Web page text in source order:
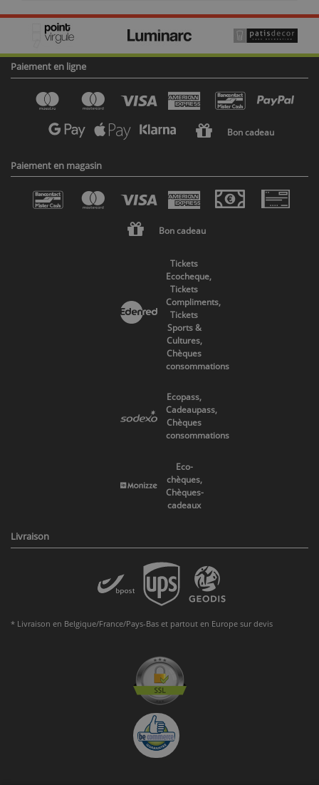
Paiement en ligne
Bon cadeau
Paiement en magasin
Bon cadeau
Tickets
Ecocheque,
Tickets
Compliments,
Tickets
Sports &
Cultures,
Chèques
consommations
Ecopass,
Cadeaupass,
Chèques
consommations
Eco-
chèques,
Chèques-
cadeaux
Livraison
* Livraison en Belgique/France/Pays-Bas et partout en Europe sur devis